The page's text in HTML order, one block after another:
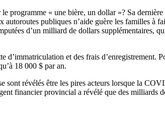
programme « une bière, un dollar »? Sa
publiques n’aide guère les familles à
d’un milliard de dollars supplémentaires,
et des frais d’enregistrement.
18 000 $ par an.
sont révélés être les pires acteurs lorsque la
financier provincial a révélé que des milliards